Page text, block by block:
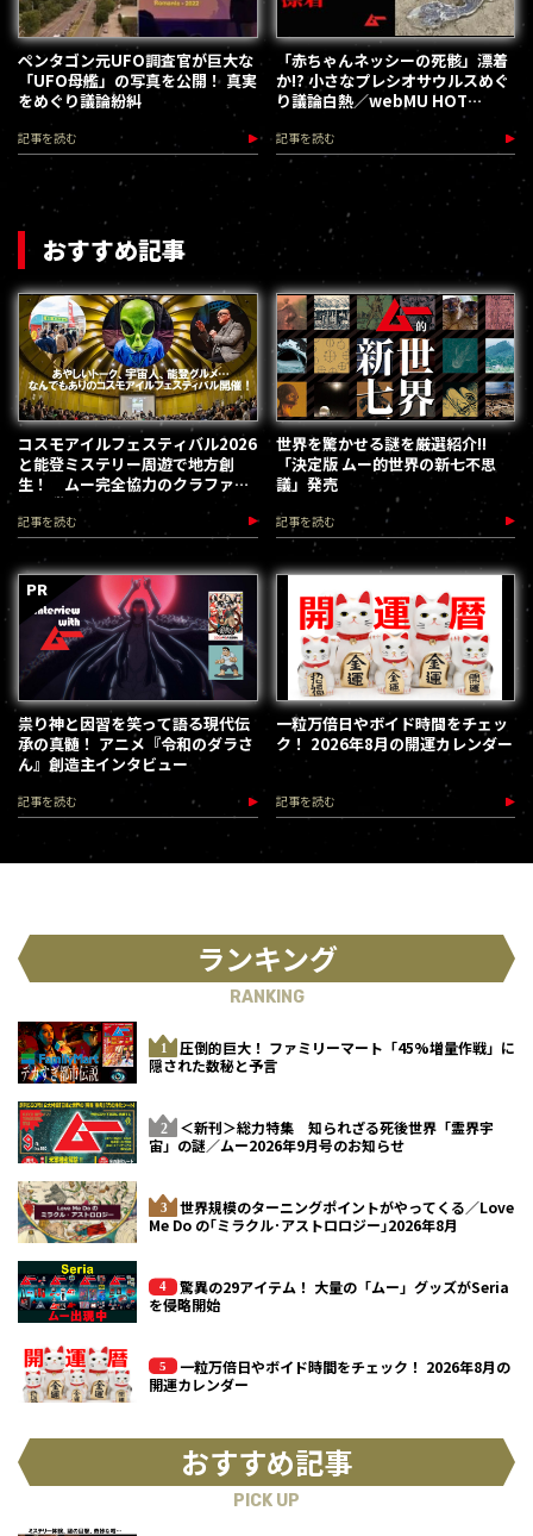
ペンタゴン元UFO調査官が巨大な
「UFO母艦」の写真を公開！ 真実
をめぐり議論紛糾
記事を読む
「赤ちゃんネッシーの死骸」漂着
か!? 小さなプレシオサウルスめぐ
り議論白熱／webMU HOT
記事を読む
おすすめ記事
コスモアイルフェスティバル2026
と能登ミステリー周遊で地方創
生！ ムー完全協力のクラファン
第３弾が始動
記事を読む
世界を驚かせる謎を厳選紹介!!
「決定版 ムー的世界の新七不思
議」発売
記事を読む
祟り神と因習を笑って語る現代伝
承の真髄！ アニメ『令和のダラさ
ん』創造主インタビュー
記事を読む
一粒万倍日やボイド時間をチェッ
ク！ 2026年8月の開運カレンダー
記事を読む
ランキング
RANKING
圧倒的巨大！ ファミリーマート「45%増量作戦」に
隠された数秘と予言
＜新刊＞総力特集 知られざる死後世界「霊界宇
宙」の謎／ムー2026年9月号のお知らせ
世界規模のターニングポイントがやってくる／Love
Me Do の｢ミラクル･アストロロジー｣2026年8月
驚異の29アイテム！ 大量の「ムー」グッズがSeria
を侵略開始
一粒万倍日やボイド時間をチェック！ 2026年8月の
開運カレンダー
おすすめ記事
PICK UP